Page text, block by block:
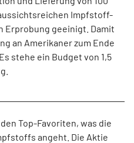
Impfstoff-
Erprobung geeinigt. Damit
an Amerikaner zum Ende
stehe ein Budget von 1,5
Top-Favoriten, was die
angeht. Die Aktie